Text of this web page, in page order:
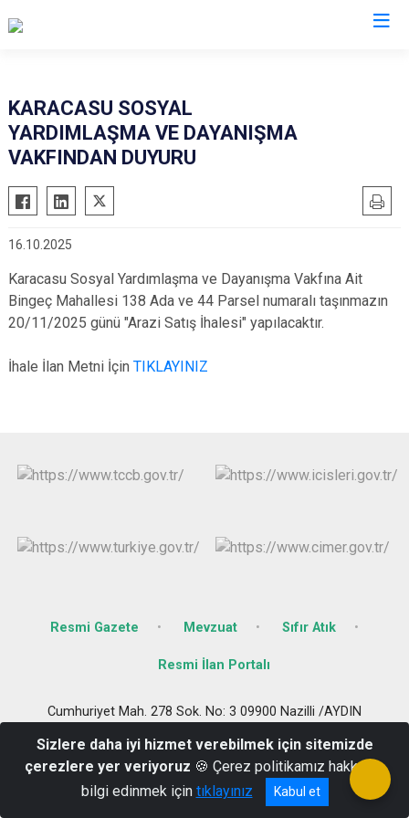
Bozdoğan
Çine
İncirliova
Karacasu
Koçarlı
Köşk
Sultanhisar
Yenipazar
KARACASU SOSYAL
YARDIMLAŞMA VE DAYANIŞMA
VAKFINDAN DUYURU
16.10.2025
Karacasu Sosyal Yardımlaşma ve Dayanışma Vakfına Ait
Bingeç Mahallesi 138 Ada ve 44 Parsel numaralı taşınmazın
20/11/2025 günü "Arazi Satış İhalesi" yapılacaktır.
İhale İlan Metni İçin TIKLAYINIZ
Resmi Gazete Mevzuat Sıfır Atık
Resmi İlan Portalı
Cumhuriyet Mah. 278 Sok. No: 3 09900 Nazilli /AYDIN
(0256) 314 03 23 - 313 13 44
Sizlere daha iyi hizmet verebilmek için sitemizde
çerezlere yer veriyoruz 🍪 Çerez politikamız hakkında
bilgi edinmek için tıklayınız Kabul et